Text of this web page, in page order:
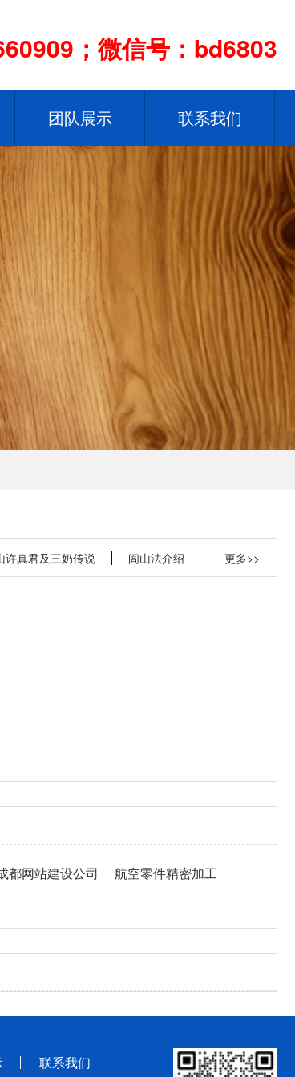
；微信号：bd6803
团队展示 联系我们
更多>>
许真君及三奶传说 闾山法介绍
都网站建设公司
航空零件精密加工
联系我们